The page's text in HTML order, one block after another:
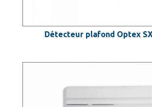
Détecteur plafond Optex